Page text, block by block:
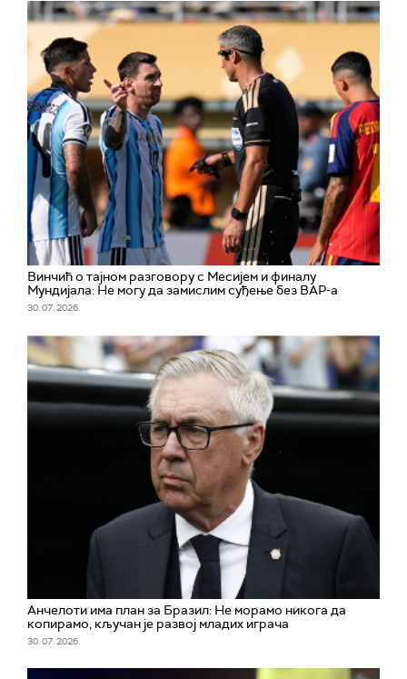
Винчић о тајном разговору с Месијем и финалу
Мундијала: Не могу да замислим суђење без ВАР-а
30. 07. 2026.
Aнчелоти има план за Бразил: Не морамо никога да
копирамо, кључан је развој младих играча
30. 07. 2026.